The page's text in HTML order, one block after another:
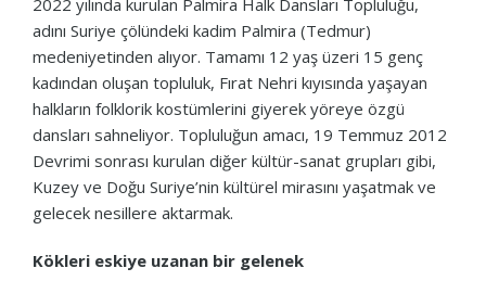
adını Suriye çölündeki kadim Palmira (Tedmur)
medeniyetinden alıyor. Tamamı 12 yaş üzeri 15 genç
kadından oluşan topluluk, Fırat Nehri kıyısında yaşayan
halkların folklorik kostümlerini giyerek yöreye özgü
dansları sahneliyor. Topluluğun amacı, 19 Temmuz 2012
Devrimi sonrası kurulan diğer kültür-sanat grupları gibi,
Kuzey ve Doğu Suriye’nin kültürel mirasını yaşatmak ve
gelecek nesillere aktarmak.
Kökleri eskiye uzanan bir gelenek